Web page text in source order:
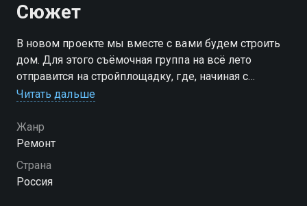
Сюжет
В новом проекте мы вместе с вами будем строить
дом. Для этого съёмочная группа на всё лето
отправится на стройплощадку, где, начиная с
проекта строительства и заливки фундамента,
загородного дома
Читать дальше
Жанр
Ремонт
Страна
Россия